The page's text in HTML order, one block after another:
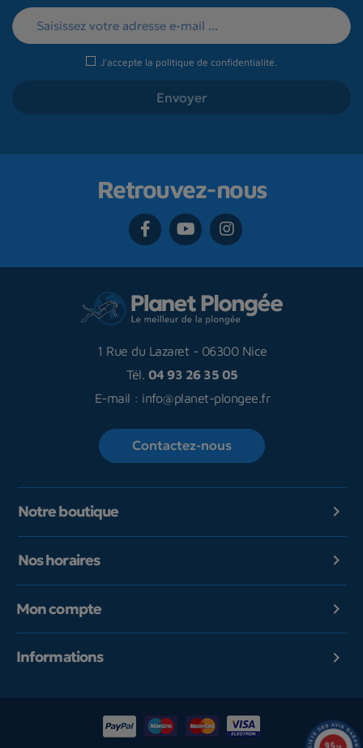
J'accepte la politique de confidentialité
Retrouvez-nous
1 Rue du Lazaret - 06300 Nice
Tél. 04 93 26 35 05
E-mail : info@planet-plongee.fr
Contactez-nous
Notre boutique 
Nos horaires 
Mon compte 
Informations 
9.5